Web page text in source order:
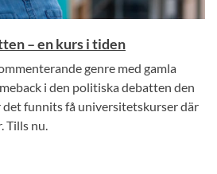
– en kurs i tiden
genre med gamla
i den politiska debatten den
det funnits få universitetskurser där
Tills nu.